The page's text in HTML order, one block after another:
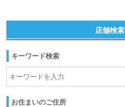
店舗検索
キーワード検索
お住まいのご住所